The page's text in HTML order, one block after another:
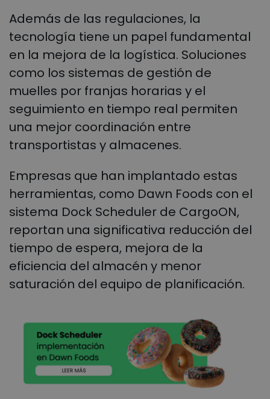
Además de las regulaciones, la
tecnología tiene un papel fundamental
en la mejora de la logística. Soluciones
como los sistemas de gestión de
muelles por franjas horarias y el
seguimiento en tiempo real permiten
una mejor coordinación entre
transportistas y almacenes.
Empresas que han implantado estas
herramientas, como Dawn Foods con el
sistema Dock Scheduler de CargoON,
reportan una significativa reducción del
tiempo de espera, mejora de la
eficiencia del almacén y menor
saturación del equipo de planificación.